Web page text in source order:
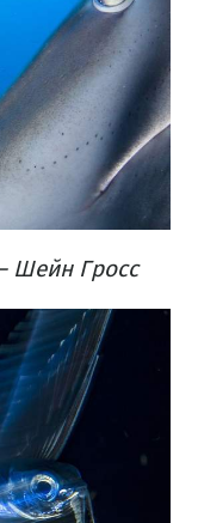
Шейн Гросс